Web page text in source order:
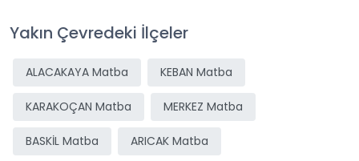
Yakın Çevredeki İlçeler
ALACAKAYA Matba KEBAN Matba
KARAKOÇAN Matba MERKEZ Matba
BASKİL Matba ARICAK Matba